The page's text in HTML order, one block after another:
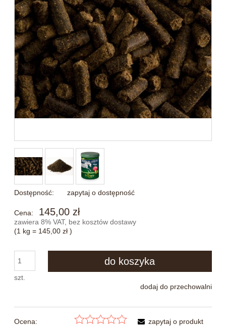
Dostępność: zapytaj o dostępność
Cena: 145,00 zł
zawiera 8% VAT, bez kosztów dostawy
(1 kg = 145,00 zł )
szt.
do koszyka
dodaj do przechowalni
Ocena:
zapytaj o produkt